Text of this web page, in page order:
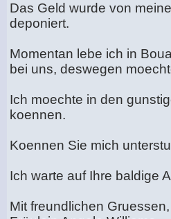
Das Geld wurde von
deponiert.
Momentan lebe ich in
bei uns, deswegen
Ich moechte in den
koennen.
Koennen Sie mich
Ich warte auf Ihre baldige
Mit freundlichen Gruessen,